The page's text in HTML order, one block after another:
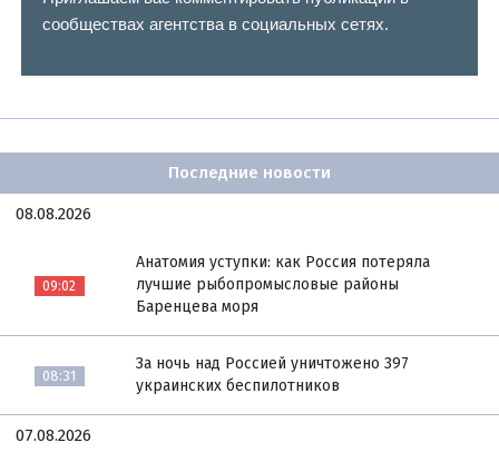
сообществах агентства в социальных сетях.
Последние новости
08.08.2026
09:02
Анатомия уступки: как Россия потеряла
лучшие рыбопромысловые районы
Баренцева моря
08:31
За ночь над Россией уничтожено 397
украинских беспилотников
07.08.2026